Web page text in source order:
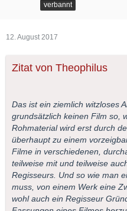
verbannt
12. August 2017
Zitat von Theophilus
Das ist ein ziemlich witzloses
grundsätzlich keinen Film so,
Rohmaterial wird erst durch
überhaupt zu einem
Filme in verschiedenen,
teilweise mit und teilweise
Regisseurs. Und so wie man
muss, von einem Werk eine
wohl auch ein Regisseur